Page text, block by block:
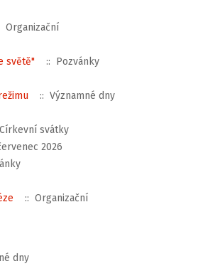
Organizační
světě"
:: Pozvánky
:: Významné dny
svátky
2026
:: Organizační
dny